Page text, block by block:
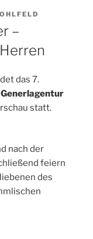
–
das 7.
statt.
nach der
feiern
des